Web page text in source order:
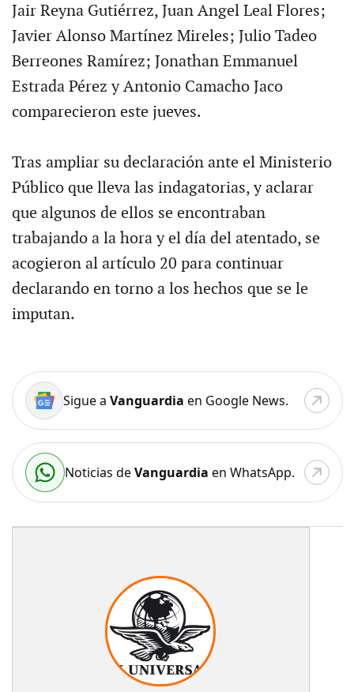
Jair Reyna Gutiérrez, Juan Angel Leal Flores;
Javier Alonso Martínez Mireles; Julio Tadeo
Berreones Ramírez; Jonathan Emmanuel
Estrada Pérez y Antonio Camacho Jaco
comparecieron este jueves.
Tras ampliar su declaración ante el Ministerio
Público que lleva las indagatorias, y aclarar
que algunos de ellos se encontraban
trabajando a la hora y el día del atentado, se
acogieron al artículo 20 para continuar
declarando en torno a los hechos que se le
imputan.
Sigue a Vanguardia en Google News.
Noticias deVanguardia en WhatsApp.